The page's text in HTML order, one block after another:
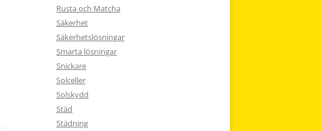
Rusta och Matcha
Säkerhet
Säkerhetslösningar
Smarta lösningar
Snickare
Solceller
Solskydd
Städ
Städning